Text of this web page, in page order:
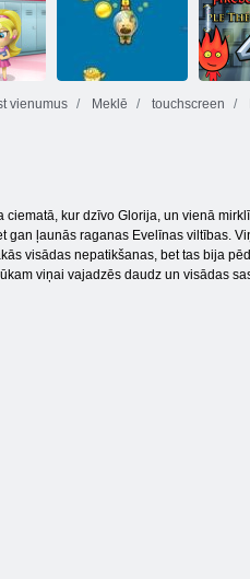
Vāvere Hero
vienumus Meklē touchscreen
kur dzīvo Glorija, un vienā
gan ļaunās raganas Evelīnas viltības.
visādas nepatikšanas, bet tas bija
viņai vajadzēs daudz un visādas